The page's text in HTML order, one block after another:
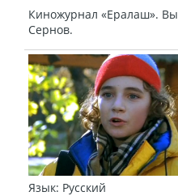
Киножурнал «Ералаш».
Сернов.
Язык: Русский